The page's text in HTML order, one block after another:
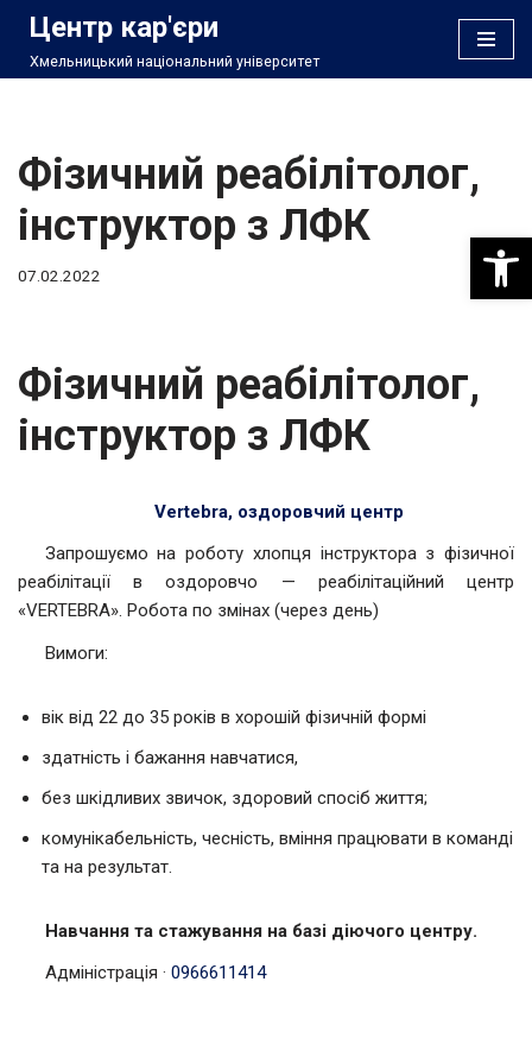
Перейти
Центр кар'єри
Хмельницький національний університет
Фізичний реабілітолог,
інструктор з ЛФК
07.02.2022
Фізичний реабілітолог,
інструктор з ЛФК
Vertebra, оздоровчий центр
Запрошуємо на роботу хлопця інструктора з фізичної
реабілітації в оздоровчо — реабілітаційний центр
«VERTEBRA». Робота по змінах (через день)
Вимоги:
вік від 22 до 35 років в хорошій фізичній формі
здатність і бажання навчатися,
без шкідливих звичок, здоровий спосіб життя;
комунікабельність, чесність, вміння працювати в команді
та на результат.
Навчання та стажування на базі діючого центру.
Адміністрація · 0966611414